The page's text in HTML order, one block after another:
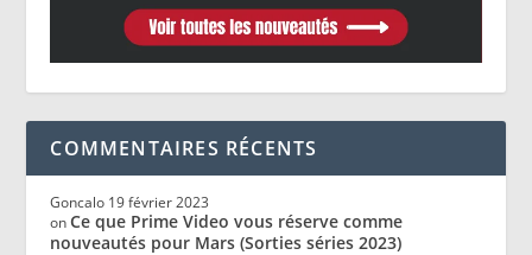
COMMENTAIRES RÉCENTS
Goncalo 19 février 2023
onCe que Prime Video vous réserve comme
nouveautés pour Mars (Sorties séries 2023)